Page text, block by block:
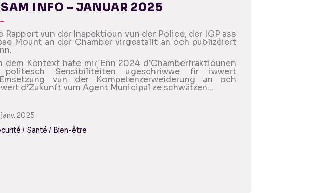
INFO – JANUAR 2025
Rapport vun der Inspektioun vun der Police, der IGP ass
Mount an der Chamber virgestallt an och publizéiert
dem Kontext hate mir Enn 2024 d’Chamberfraktiounen
Sensibilitéiten ugeschriwwe fir iwwert
vun der Kompetenzerweiderung an och
d’Zukunft vum Agent Municipal ze schwätzen...
2025
/ Santé / Bien-être